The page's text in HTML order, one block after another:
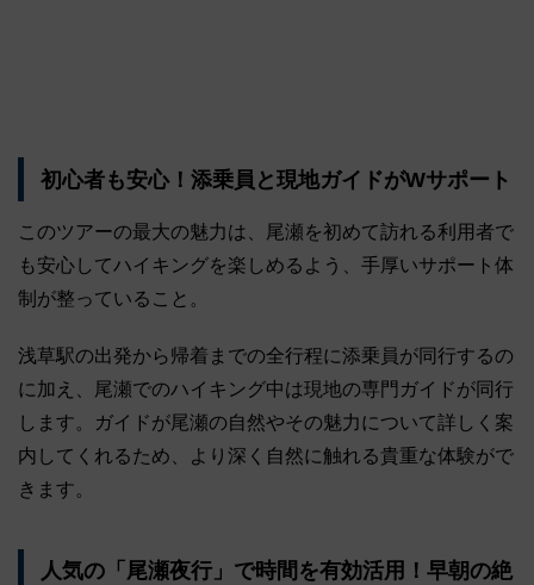
初心者も安心！添乗員と現地ガイドがWサポート
このツアーの最大の魅力は、尾瀬を初めて訪れる利用者で
も安心してハイキングを楽しめるよう、手厚いサポート体
制が整っていること。
浅草駅の出発から帰着までの全行程に添乗員が同行するの
に加え、尾瀬でのハイキング中は現地の専門ガイドが同行
します。ガイドが尾瀬の自然やその魅力について詳しく案
内してくれるため、より深く自然に触れる貴重な体験がで
きます。
人気の「尾瀬夜行」で時間を有効活用！早朝の絶